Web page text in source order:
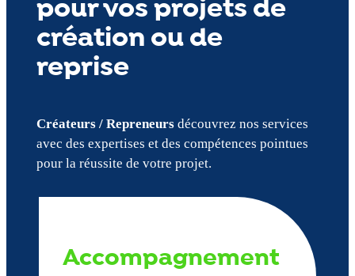
pour vos projets de
création ou de
reprise
Créateurs / Repreneursdécouvrez nos services
avec des expertises et des compétences pointues
pour la réussite de votre projet.
Accompagnement